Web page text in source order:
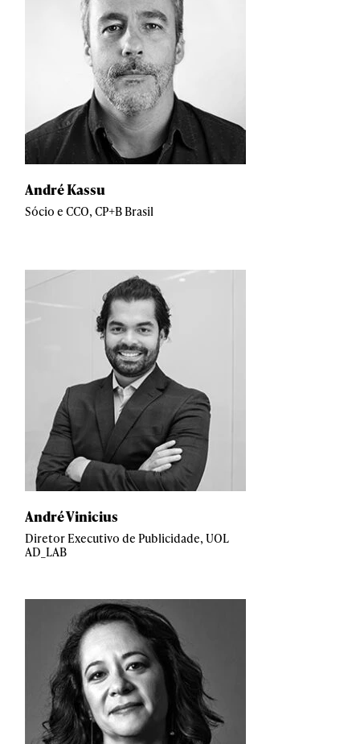
André Kassu
Sócio e CCO, CP+B Brasil
André Vinicius
Diretor Executivo de Publicidade, UOL
AD_LAB